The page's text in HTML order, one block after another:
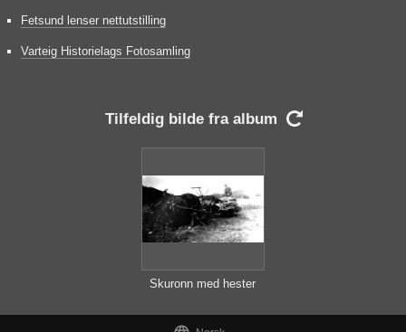
Fetsund lenser nettutstilling
Varteig Historielags Fotosamling
Tilfeldig bilde fra album 
Skuronn med hester